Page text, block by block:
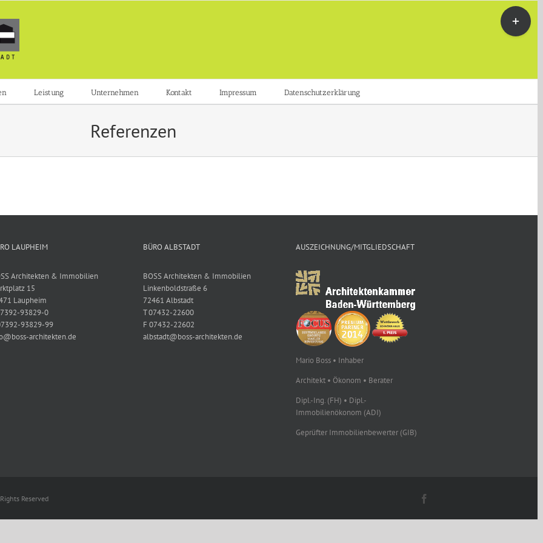
Leistung Unternehmen Kontakt Impressum Datenschutzerklärung
Referenzen
LAUPHEIM
Architekten & Immobilien
15
Laupheim
93829-0
93829-99
architekten.de
BÜRO ALBSTADT
BOSS Architekten & Immobilien
Linkenboldstraße 6
72461 Albstadt
T 07432-22600
F 07432-22602
albstadt@boss-architekten.de
AUSZEICHNUNG/MITGLIEDSCHAFT
Mario Boss • Inhaber
Architekt • Ökonom • Berater
Dipl.-Ing. (FH) • Dipl.-
Immobilienökonom (ADI)
Geprüfter Immobilienbewerter (GIB)
Reserved
Toggle
Sliding
Bar